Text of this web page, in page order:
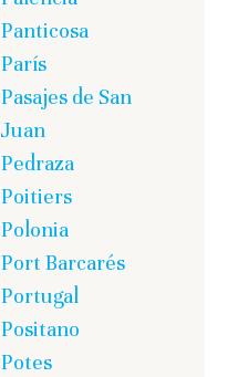
Panticosa
París
Pasajes de San
Juan
Pedraza
Poitiers
Polonia
Port Barcarés
Portugal
Positano
Potes